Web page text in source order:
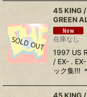
45 KING /
GREEN
在庫なし
1997 US
/ EX- .
ック集!!!